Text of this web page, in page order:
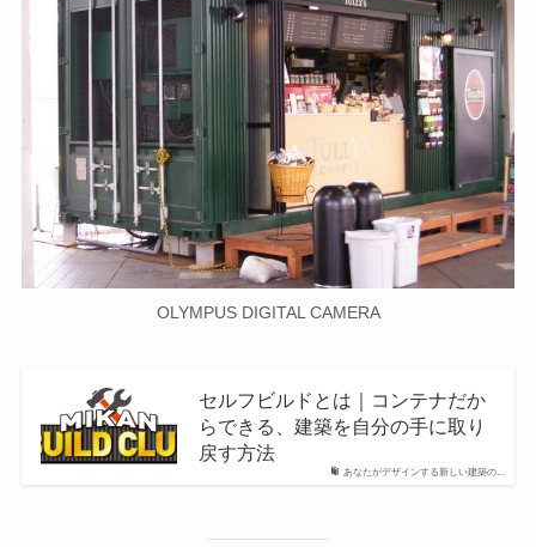
OLYMPUS DIGITAL CAMERA
あなたがデザインする新しい建築の...
セルフビルドとは｜コンテナだか
らできる、建築を自分の手に取り
戻す方法